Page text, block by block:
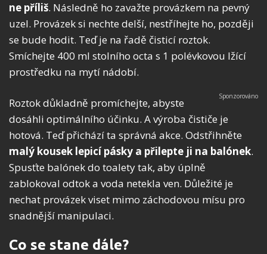
ne příliš. Následně ho zavažte provázkem na pevný
uzel. Provázek si nechte delší, nestříhejte ho, později
se bude hodit. Teď je na řadě čisticí roztok.
Smíchejte 400 ml stolního octa s 1 polévkovou lžící
prostředku na mytí nádobí.
Roztok důkladně promíchejte, abyste
dosáhli optimálního účinku. A výroba čističe je
hotová. Teď přichází ta správná akce. Odstřihněte
malý kousek lepicí pásky a přilepte ji na balónek.
Spusťte balónek do toalety tak, aby úplně
zablokoval odtok a voda netekla ven. Důležité je
nechat provázek viset mimo záchodovou mísu pro
snadnější manipulaci.
Co se stane dále?